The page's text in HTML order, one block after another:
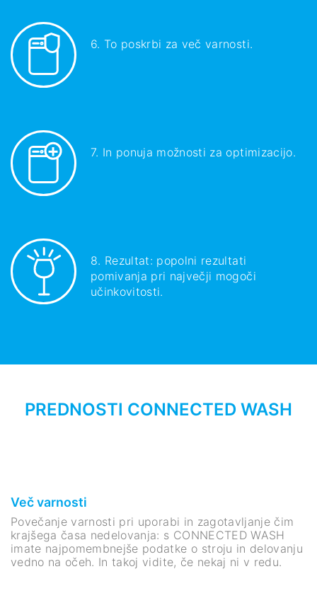
6. To poskrbi za več varnosti.
7. In ponuja možnosti za optimizacijo.
8. Rezultat: popolni rezultati
pomivanja pri največji mogoči
učinkovitosti.
PREDNOSTI CONNECTED WASH
Več varnosti
Povečanje varnosti pri uporabi in zagotavljanje čim
krajšega časa nedelovanja: s CONNECTED WASH
imate najpomembnejše podatke o stroju in delovanju
vedno na očeh. In takoj vidite, če nekaj ni v redu.